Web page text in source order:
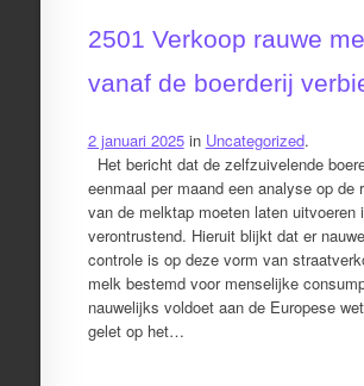
2501 Verkoop rauwe
vanaf de boerderij
2 januari 2025in Uncategorized.
Het bericht dat de zelfzuivelende
eenmaal per maand een analyse op de
van de melktap moeten laten uitvoeren
verontrustend. Hieruit blijkt dat er
controle is op deze vorm van
melk bestemd voor menselijke
nauwelijks voldoet aan de Europese
gelet op het…